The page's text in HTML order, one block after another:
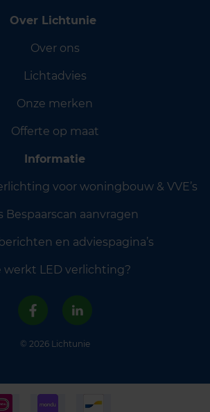
Over Lichtunie
Over ons
Lichtadvies
Onze merken
Offerte op maat
Informatie
voor woningbouw & VVE’s
Bespaarscan aanvragen
en adviespagina’s
werkt LED verlichting?
© 2026 Lichtunie